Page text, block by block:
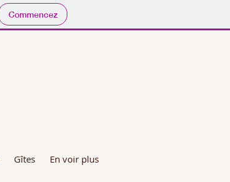
Commencez
Gîtes En voir plus